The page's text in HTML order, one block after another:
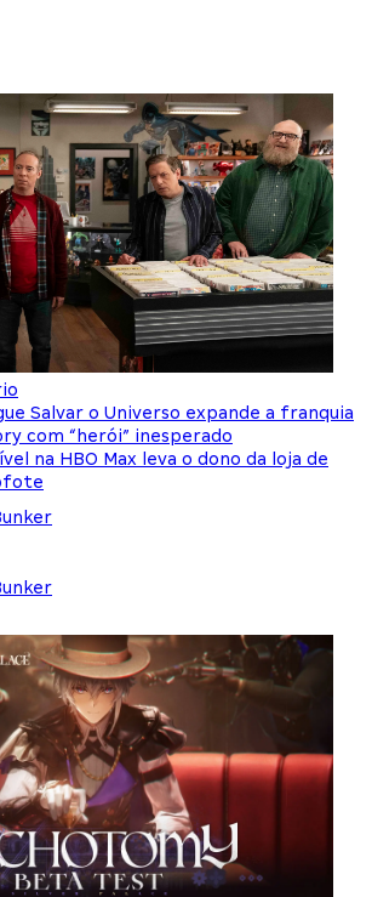
Salvar o Universo expande a franquia
com “herói” inesperado
na HBO Max leva o dono da loja de